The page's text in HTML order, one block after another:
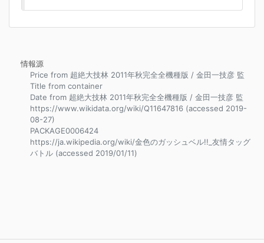
情報源
Price from 超絶大技林 2011年秋完全全機種版 / 金田一技彦 監
Title from container
Date from 超絶大技林 2011年秋完全全機種版 / 金田一技彦 監
https://www.wikidata.org/wiki/Q11647816 (accessed 2019-
08-27)
PACKAGE0006424
https://ja.wikipedia.org/wiki/金色のガッシュベル!!_友情タッグ
バトル (accessed 2019/01/11)